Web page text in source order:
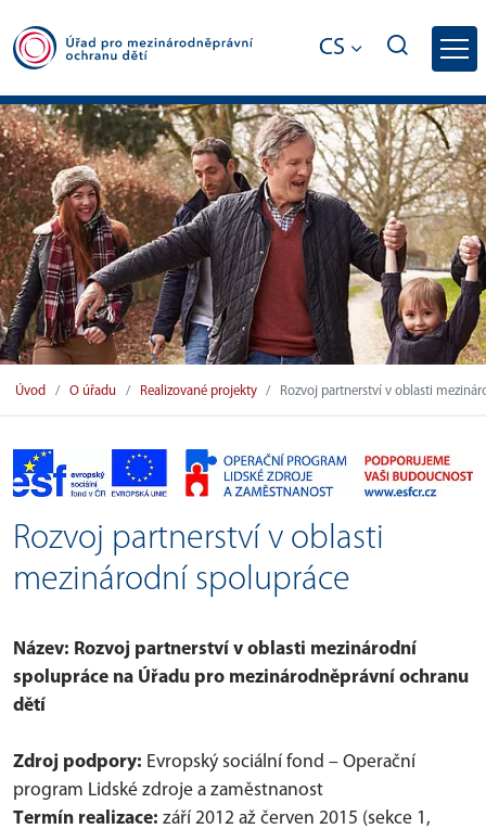
CS
Rozvoj partnerství v oblasti
Úvod O úřadu Realizované projekty Rozvoj partnerství v oblasti
Rozvoj partnerství v oblasti
mezinárodní spolupráce
Název: Rozvoj partnerství v oblasti mezinárodní
spolupráce na Úřadu pro mezinárodněprávní ochranu
dětí
Zdroj podpory: Evropský sociální fond – Operační
program Lidské zdroje a zaměstnanost
Termín realizace: září 2012 až červen 2015 (sekce 1,